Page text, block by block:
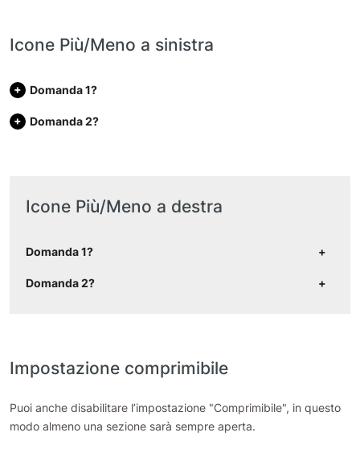
Icone Più/Meno a sinistra
Domanda 1?
Domanda 2?
Icone Più/Meno a destra
Domanda 1?
Domanda 2?
Impostazione comprimibile
Puoi anche disabilitare l’impostazione "Comprimibile", in questo
modo almeno una sezione sarà sempre aperta.